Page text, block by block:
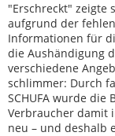
"Erschreckt" zeigte
aufgrund der
Informationen für
die Aushändigung
verschiedene
schlimmer: Durch
SCHUFA wurde die
Verbraucher damit
neu – und deshalb